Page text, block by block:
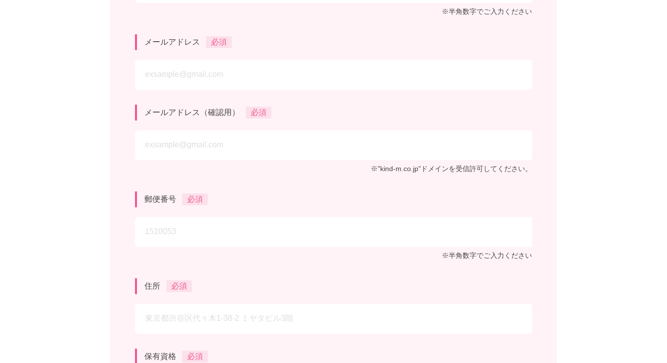
※半角数字でご入力ください
メールアドレス 必須
メールアドレス（確認用） 必須
※"kind-m.co.jp"ドメインを受信許可してください。
郵便番号 必須
※半角数字でご入力ください
住所 必須
保有資格 必須